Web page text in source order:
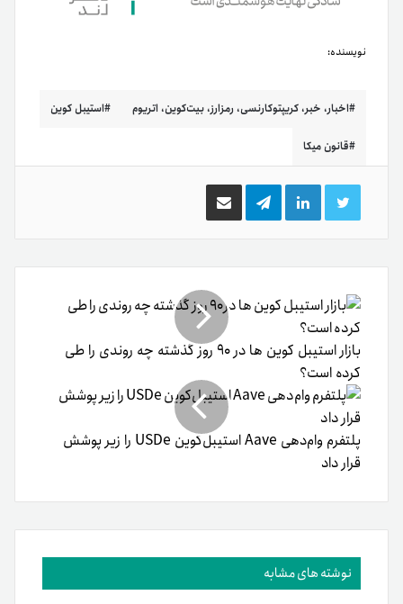
نویسنده:
اخبار، خبر، کریپتوکارنسی، رمزارز، بیت‌کوین، اتریوم استیبل کوین
قانون میکا
توییتر لینکدینتلگرام اشتراک
گذاری
ایمیل
بازار استیبل کوین ها در ۹۰ روز گذشته چه روندی را طی
کرده است؟
پلتفرم وام‌دهی Aave استیبل‌کوین USDe را زیر پوشش
قرار داد
نوشته های مشابه